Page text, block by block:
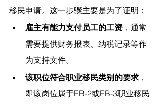
移民申请。这一步骤主要是为了证明：
雇主有能力支付员工的工资 ，通常
需要提供财务报表、纳税记录等作
为支持文件。
该职位符合职业移民类别的要求，
即该岗位属于EB-2或EB-3职业移民